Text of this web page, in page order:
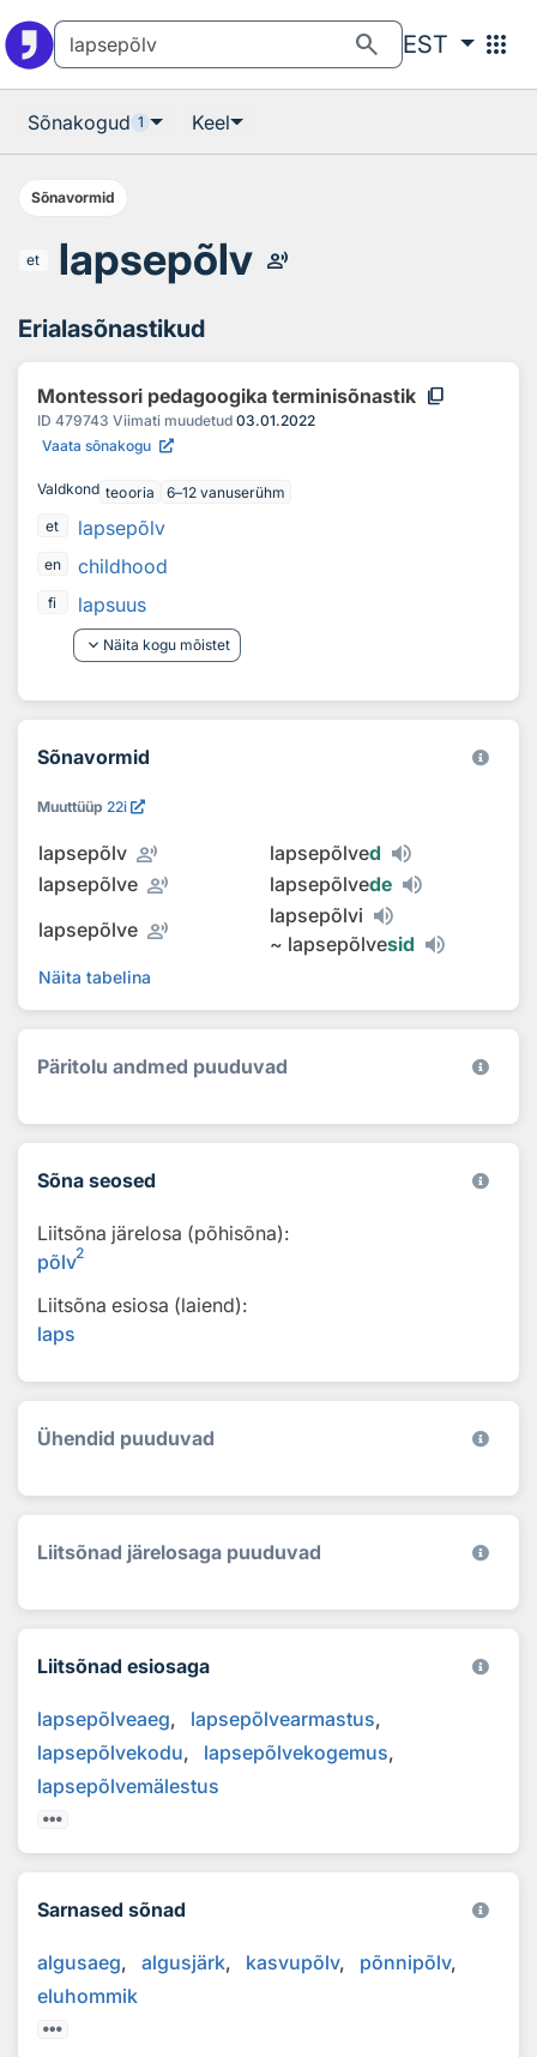
search EST apps
Sõnakogud 1 Keel
Sõnavormid
et lapsepõlv record_voice_over
Erialasõnastikud
Montessori pedagoogika terminisõnastik content_copy
ID 479743 Viimati muudetud 03.01.2022
Vaata sõnakogu
Valdkond teooria
6–12 vanuserühm
et
lapsepõlv
en childhood
fi
lapsuus
keyboard_arrow_down Näita kogu mõistet
Sõnavormid
Muuttüüp 22i
lapsepõlv record_voice_over lapsepõlved
lapsepõlve record_voice_over lapsepõlvede
lapsepõlve record_voice_over
lapsepõlvi
~ lapsepõlvesid
Näita tabelina
Päritolu andmed puuduvad
Sõna seosed
Liitsõna järelosa (põhisõna):
põlv2
Liitsõna esiosa (laiend):
laps
Ühendid puuduvad
Liitsõnad järelosaga puuduvad
Liitsõnad esiosaga
lapsepõlveaeg
lapsepõlvearmastus
lapsepõlvekodu
lapsepõlvekogemus
lapsepõlvemälestus
Sarnased sõnad
algusaeg algusjärk kasvupõlv
põnnipõlv
eluhommik